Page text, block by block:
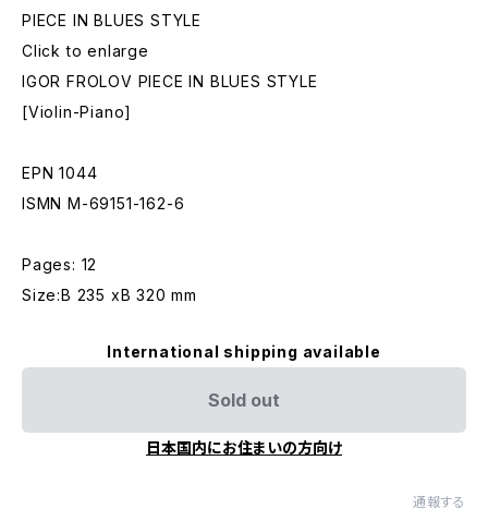
PIECE IN BLUES STYLE
Click to enlarge
IGOR FROLOV PIECE IN BLUES STYLE
[Violin-Piano]
EPN 1044
ISMN M-69151-162-6
Pages: 12
Size:Β 235 xΒ 320 mm
International shipping available
Sold out
日本国内にお住まいの方向け
通報する